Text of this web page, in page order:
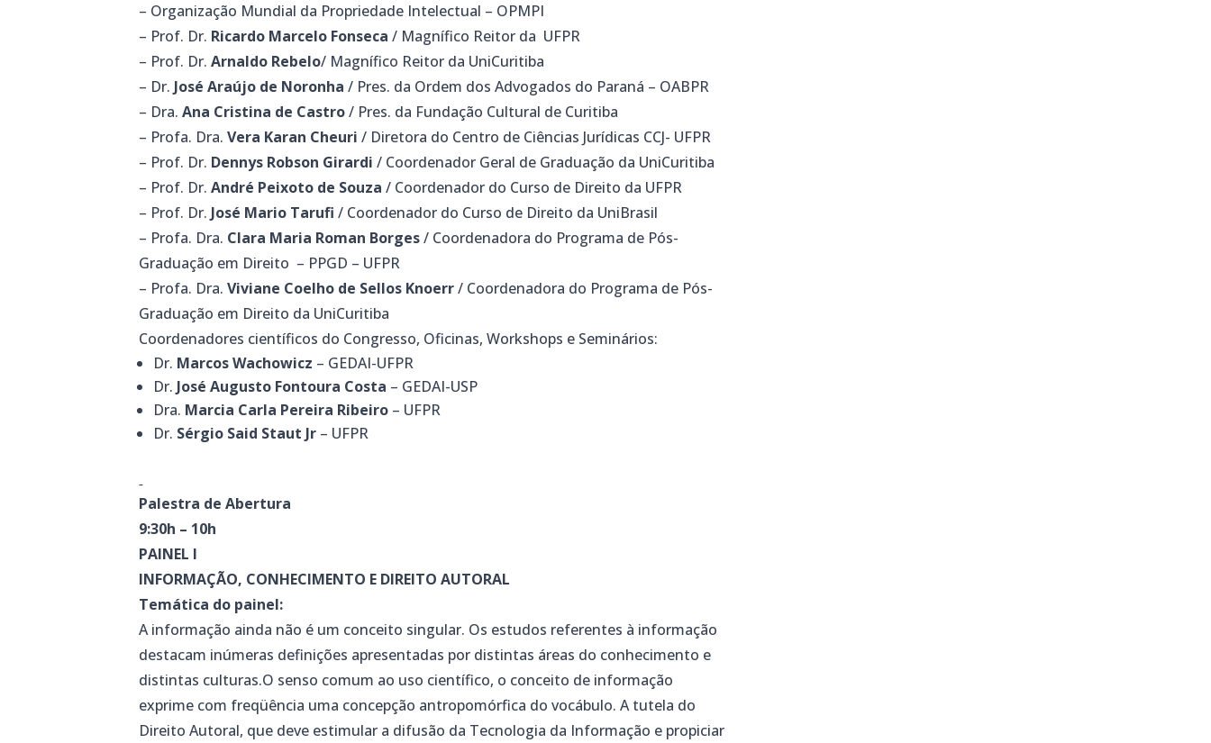
– Organização Mundial da Propriedade Intelectual – OPMPI
– Prof. Dr. Ricardo Marcelo Fonseca / Magnífico Reitor da UFPR
– Prof. Dr.Arnaldo Rebelo/ Magnífico Reitor da UniCuritiba
– Dr. José Araújo de Noronha / Pres. da Ordem dos Advogados do Paraná – OABPR
– Dra.Ana Cristina de Castro/ Pres. da Fundação Cultural de Curitiba
– Profa. Dra.Vera Karan Cheuri / Diretora do Centro de Ciências Jurídicas CCJ- UFPR
– Prof. Dr. Dennys Robson Girardi / Coordenador Geral de Graduação da UniCuritiba
– Prof. Dr.André Peixoto de Souza / Coordenador do Curso de Direito da UFPR
– Prof. Dr. José Mario Tarufi / Coordenador do Curso de Direito da UniBrasil
– Profa. Dra. Clara Maria Roman Borges/ Coordenadora do Programa de Pós-
Graduação em Direito – PPGD – UFPR
– Profa. Dra.Viviane Coelho de Sellos Knoerr/ Coordenadora do Programa de Pós-
Graduação em Direito da UniCuritiba
Coordenadores científicos do Congresso, Oficinas, Workshops e Seminários:
Dr. Marcos Wachowicz – GEDAI-UFPR
Dr. José Augusto Fontoura Costa – GEDAI-USP
Dra. Marcia Carla Pereira Ribeiro – UFPR
Dr. Sérgio Said Staut Jr – UFPR
Palestra de Abertura
9:30h – 10h
PAINEL I
INFORMAÇÃO, CONHECIMENTO E DIREITO AUTORAL
Temática do painel:
A informação ainda não é um conceito singular. Os estudos referentes à informação
destacam inúmeras definições apresentadas por distintas áreas do conhecimento e
distintas culturas.O senso comum ao uso científico, o conceito de informação
exprime com freqüência uma concepção antropomórfica do vocábulo. A tutela do
Direito Autoral, que deve estimular a difusão da Tecnologia da Informação e propiciar